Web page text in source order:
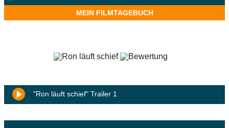
MEIN FILMTAGEBUCH
"Ron läuft schief" Trailer 1